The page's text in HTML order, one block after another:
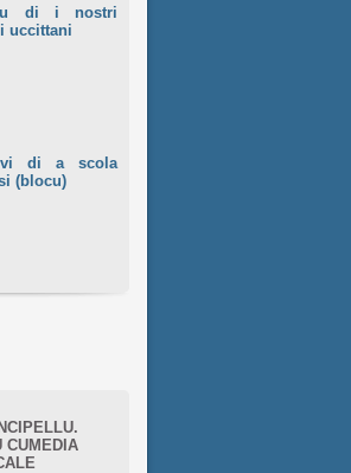
di i nostri
uccittani
di a scola
(blocu)
CUMEDIA